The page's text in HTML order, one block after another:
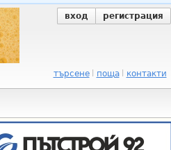
вход регистрация
търсене поща контакти